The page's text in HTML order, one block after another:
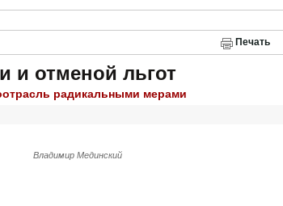
Печать
и отменой льгот
радикальными мерами
Владимир Мединский